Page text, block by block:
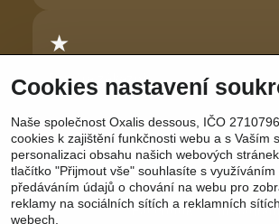
★
Důvěra zákaznic
cítí krásně.
Sledujte nás: Facebook | Instagram
Cookies nastavení
Naše společnost Oxalis dessous, IČO
cookies k zajištění funkčnosti webu a s Vaším
personalizaci obsahu našich webových
tlačítko "Přijmout vše" souhlasíte s využíváním
předáváním údajů o chování na webu pro
reklamy na sociálních sítích a reklamních
webech.